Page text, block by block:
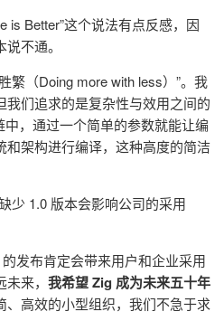
is Better”这个说法有点反感，因
不通。
繁（Doing more with less）”。我
们追求的是复杂性与效用之间的
，通过一个简单的参数就能让编
架构进行编译，这种高度的简洁
少 1.0 版本会影响公司的采用
发布肯定会带来用户和企业采用
未来， 我希望 Zig 成为未来五十年
、高效的小型组织，我们不急于求